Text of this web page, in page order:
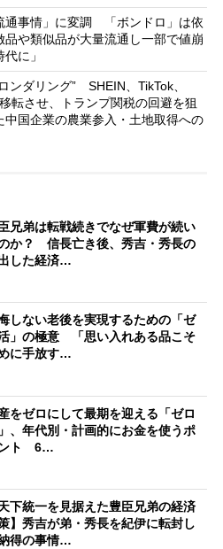
通事情」に変調 「ボンドロ」は依
や類似品が大量流通し一部で値崩
に」
ンダリング” SHEIN、TikTok、
転させ、トランプ関税の回避を狙
国企業の農業参入・土地取得への
兄弟は転戦続きでなぜ軍費が続い
か？ 信長亡き後、秀吉・秀長の
した経済…
しない老後を実現するための「ゼ
」の極意 「思い入れある品こそ
に手放す…
をゼロにして最期を迎える「ゼロ
、年代別・計画的にお金を使うポ
ト 6…
天下統一を見据えた豊臣兄弟の経済
】秀吉が弟・秀長を紀伊に転封し
得の事情…